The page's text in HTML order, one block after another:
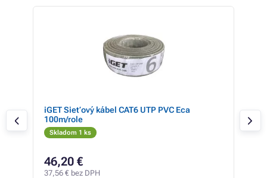
iGET Sieťový kábel CAT6 UTP PVC Eca
100m/role
Skladom 1 ks
46,20 €
37,56 € bez DPH
sivý